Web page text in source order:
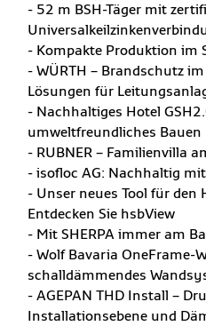
- 52 m BSH-Täger mit
- Kompakte Produktion im
- WÜRTH – Brandschutz
Lösungen für
- Nachhaltiges Hotel
umweltfreundliches Bauen
- RUBNER – Familienvilla
- isofloc AG: Nachhaltig
- Unser neues Tool für
Entdecken Sie hsbView
- Mit SHERPA immer am
- Wolf Bavaria OneFrame-
schalldämmendes
- AGEPAN THD Install –
Installationsebene und